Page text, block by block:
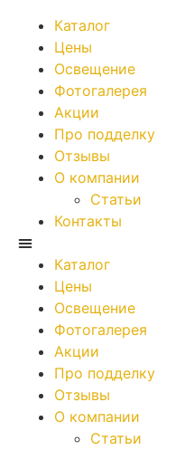
Каталог
Цены
Освещение
Фотогалерея
Акции
Про подделку
Отзывы
О компании
Статьи
Контакты
Каталог
Цены
Освещение
Фотогалерея
Акции
Про подделку
Отзывы
О компании
Статьи